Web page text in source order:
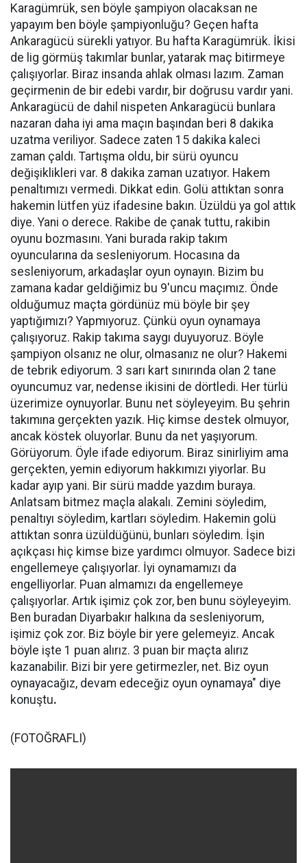
Karagümrük, sen böyle şampiyon olacaksan ne
yapayım ben böyle şampiyonluğu? Geçen hafta
Ankaragücü sürekli yatıyor. Bu hafta Karagümrük. İkisi
de lig görmüş takımlar bunlar, yatarak maç bitirmeye
çalışıyorlar. Biraz insanda ahlak olması lazım. Zaman
geçirmenin de bir edebi vardır, bir doğrusu vardır yani.
Ankaragücü de dahil nispeten Ankaragücü bunlara
nazaran daha iyi ama maçın başından beri 8 dakika
uzatma veriliyor. Sadece zaten 15 dakika kaleci
zaman çaldı. Tartışma oldu, bir sürü oyuncu
değişiklikleri var. 8 dakika zaman uzatıyor. Hakem
penaltımızı vermedi. Dikkat edin. Golü attıktan sonra
hakemin lütfen yüz ifadesine bakın. Üzüldü ya gol attık
diye. Yani o derece. Rakibe de çanak tuttu, rakibin
oyunu bozmasını. Yani burada rakip takım
oyuncularına da sesleniyorum. Hocasına da
sesleniyorum, arkadaşlar oyun oynayın. Bizim bu
zamana kadar geldiğimiz bu 9'uncu maçımız. Önde
olduğumuz maçta gördünüz mü böyle bir şey
yaptığımızı? Yapmıyoruz. Çünkü oyun oynamaya
çalışıyoruz. Rakip takıma saygı duyuyoruz. Böyle
şampiyon olsanız ne olur, olmasanız ne olur? Hakemi
de tebrik ediyorum. 3 sarı kart sınırında olan 2 tane
oyuncumuz var, nedense ikisini de dörtledi. Her türlü
üzerimize oynuyorlar. Bunu net söyleyeyim. Bu şehrin
takımına gerçekten yazık. Hiç kimse destek olmuyor,
ancak köstek oluyorlar. Bunu da net yaşıyorum.
Görüyorum. Öyle ifade ediyorum. Biraz sinirliyim ama
gerçekten, yemin ediyorum hakkımızı yiyorlar. Bu
kadar ayıp yani. Bir sürü madde yazdım buraya.
Anlatsam bitmez maçla alakalı. Zemini söyledim,
penaltıyı söyledim, kartları söyledim. Hakemin golü
attıktan sonra üzüldüğünü, bunları söyledim. İşin
açıkçası hiç kimse bize yardımcı olmuyor. Sadece bizi
engellemeye çalışıyorlar. İyi oynamamızı da
engelliyorlar. Puan almamızı da engellemeye
çalışıyorlar. Artık işimiz çok zor, ben bunu söyleyeyim.
Ben buradan Diyarbakır halkına da sesleniyorum,
işimiz çok zor. Biz böyle bir yere gelemeyiz. Ancak
böyle işte 1 puan alırız. 3 puan bir maçta alırız
kazanabilir. Bizi bir yere getirmezler, net. Biz oyun
oynayacağız, devam edeceğiz oyun oynamaya" diye
konuştu.
(FOTOĞRAFLI)